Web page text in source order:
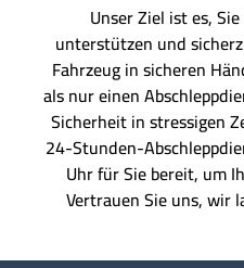
Unser Ziel ist es,
unterstützen und
Fahrzeug in sicheren
als nur einen
Sicherheit in stressigen
24-Stunden-
Uhr für Sie bereit, um
Vertrauen Sie uns, wir